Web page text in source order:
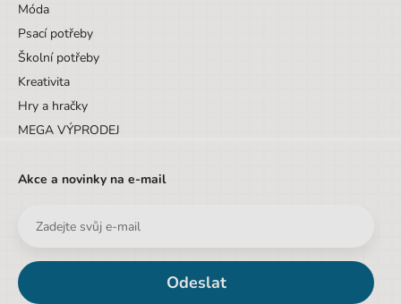
Móda
Psací potřeby
Školní potřeby
Kreativita
Hry a hračky
MEGA VÝPRODEJ
Akce a novinky na e-mail
Odeslat